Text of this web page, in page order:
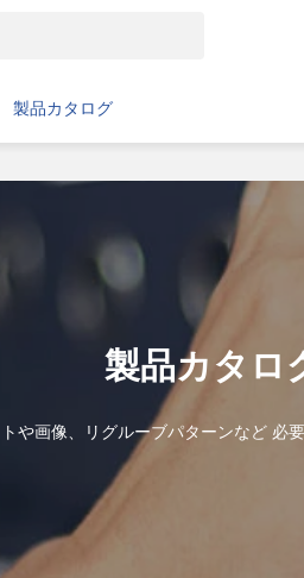
製品カタログ
製品カタロ
や画像、リグルーブパターンなど 必